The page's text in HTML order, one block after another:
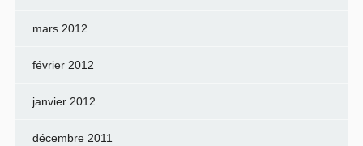
mars 2012
février 2012
janvier 2012
décembre 2011